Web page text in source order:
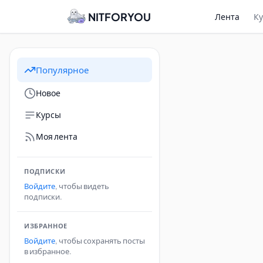
NITFORYOU Лента
Популярное
Новое
Курсы
Моя лента
ПОДПИСКИ
Войдите, чтобы видеть
подписки.
ИЗБРАННОЕ
Войдите, чтобы сохранять посты
в избранное.